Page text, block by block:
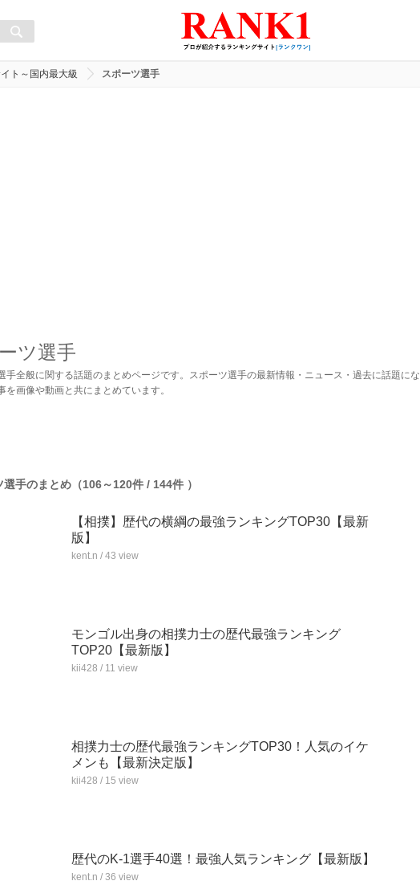
ト～国内最大級 スポーツ選手
ツ選手
手全般に関する話題のまとめページです。スポーツ選手の最新情報・ニュース・過去に話題にな
を画像や動画と共にまとめています。
選手のまとめ（106～120件 / 144件 ）
【相撲】歴代の横綱の最強ランキングTOP30【最新
版】
kent.n / 43 view
モンゴル出身の相撲力士の歴代最強ランキング
TOP20【最新版】
kii428 / 11 view
相撲力士の歴代最強ランキングTOP30！人気のイケ
メンも【最新決定版】
kii428 / 15 view
歴代のK-1選手40選！最強人気ランキング【最新版】
kent.n / 36 view